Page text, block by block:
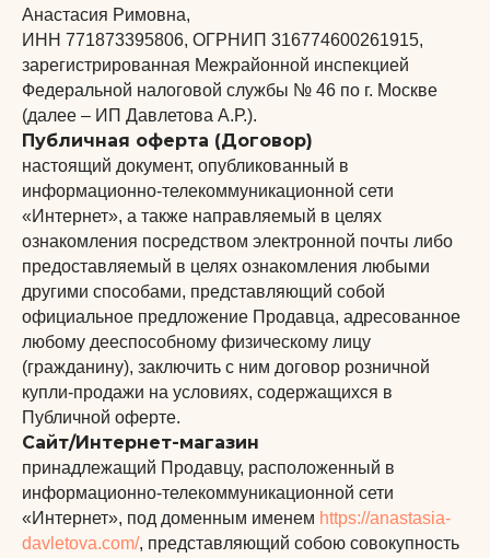
Анастасия Римовна,
ИНН 771873395806, ОГРНИП 316774600261915,
зарегистрированная Межрайонной инспекцией
Федеральной налоговой службы № 46 по г. Москве
(далее – ИП Давлетова А.Р.).
Публичная оферта (Договор)
настоящий документ, опубликованный в
информационно-телекоммуникационной сети
«Интернет», а также направляемый в целях
ознакомления посредством электронной почты либо
предоставляемый в целях ознакомления любыми
другими способами, представляющий собой
официальное предложение Продавца, адресованное
любому дееспособному физическому лицу
(гражданину), заключить с ним договор розничной
купли-продажи на условиях, содержащихся в
Публичной оферте.
Сайт/Интернет-магазин
принадлежащий Продавцу, расположенный в
информационно-телекоммуникационной сети
«Интернет», под доменным именем https://anastasia-
davletova.com/, представляющий собою совокупность